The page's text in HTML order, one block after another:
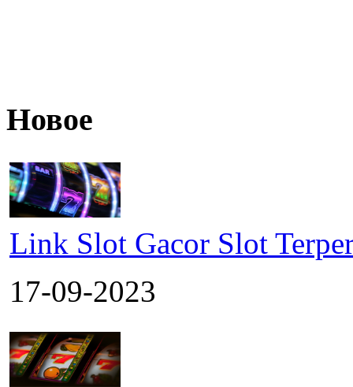
Новое
Link Slot Gacor Slot
17-09-2023